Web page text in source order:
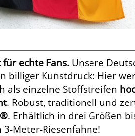
echte Fans. Unsere
billiger Kunstdruck: Hier
als einzelne Stoffstreifen
. Robust, traditionell und
. Erhältlich in drei Größen
Meter-Riesenfahne!